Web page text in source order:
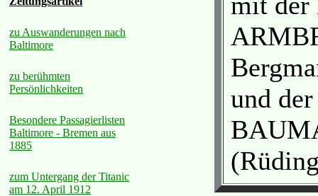
zu Auswanderungen nach
Baltimore
zu berühmten
Persönlichkeiten
Besondere Passagierlisten
Baltimore - Bremen aus
1885
zum Untergang der Titanic
am 12. April 1912
und